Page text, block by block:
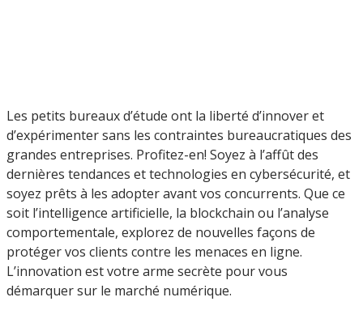
Les petits bureaux d’étude ont la liberté d’innover et
d’expérimenter sans les contraintes bureaucratiques des
grandes entreprises. Profitez-en! Soyez à l’affût des
dernières tendances et technologies en cybersécurité, et
soyez prêts à les adopter avant vos concurrents. Que ce
soit l’intelligence artificielle, la blockchain ou l’analyse
comportementale, explorez de nouvelles façons de
protéger vos clients contre les menaces en ligne.
L’innovation est votre arme secrète pour vous
démarquer sur le marché numérique.